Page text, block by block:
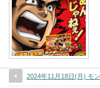
2024年11月18日(月) モ